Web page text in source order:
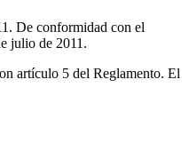
De conformidad con el
julio de 2011.
artículo 5 del Reglamento. El